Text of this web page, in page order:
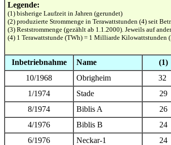
Legende:
(1) bisherige Laufzeit in Jahren (gerundet)
(2) produzierte Strommenge in Terawattstunden (4) seit
(3) Reststrommenge (gezählt ab 1.1.2000). Jeweils auf
(4) 1 Terawattstunde (TWh) = 1 Milliarde Kilowattstunden
Inbetriebnahme Name (1)
10/1968
Obrigheim 32
1/1974
Stade 29
8/1974
Biblis A 26
4/1976
Biblis B 24
6/1976
Neckar-1 24